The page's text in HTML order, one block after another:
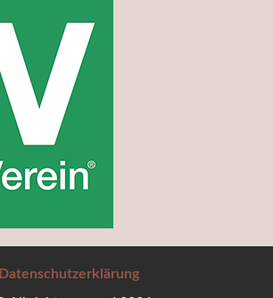
Datenschutzerklärung